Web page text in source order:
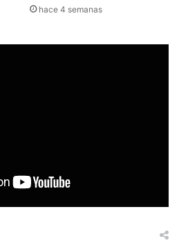
hace 4 semanas